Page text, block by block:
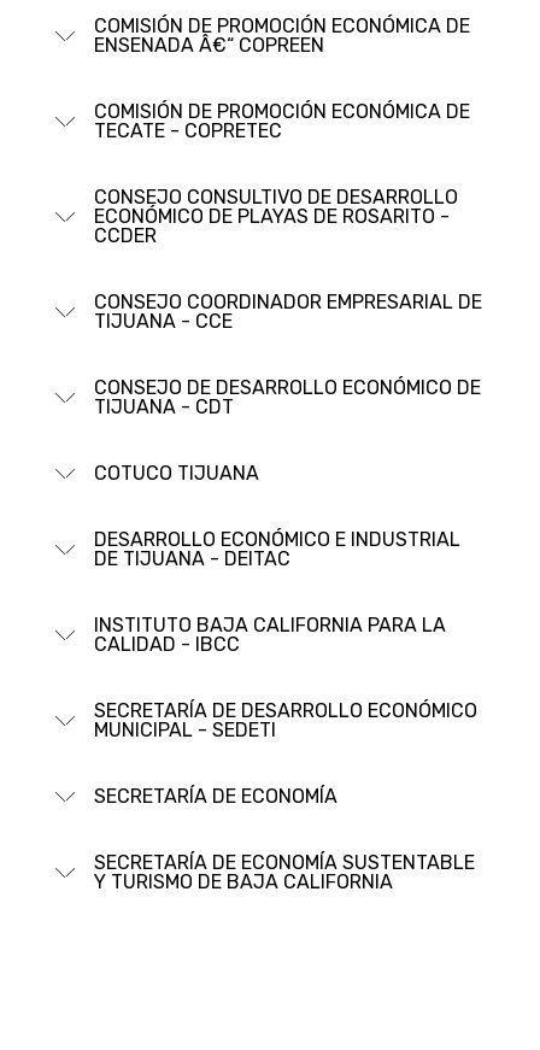
COMISIÓN DE PROMOCIÓN ECONÓMICA DE
ENSENADA Â€“ COPREEN
COMISIÓN DE PROMOCIÓN ECONÓMICA DE
TECATE - COPRETEC
CONSEJO CONSULTIVO DE DESARROLLO
ECONÓMICO DE PLAYAS DE ROSARITO -
CCDER
CONSEJO COORDINADOR EMPRESARIAL DE
TIJUANA - CCE
CONSEJO DE DESARROLLO ECONÓMICO DE
TIJUANA - CDT
COTUCO TIJUANA
DESARROLLO ECONÓMICO E INDUSTRIAL
DE TIJUANA - DEITAC
INSTITUTO BAJA CALIFORNIA PARA LA
CALIDAD - IBCC
SECRETARÍ­A DE DESARROLLO ECONÓMICO
MUNICIPAL - SEDETI
SECRETARÍ­A DE ECONOMÍ­A
SECRETARÍ­A DE ECONOMÍ­A SUSTENTABLE
Y TURISMO DE BAJA CALIFORNIA